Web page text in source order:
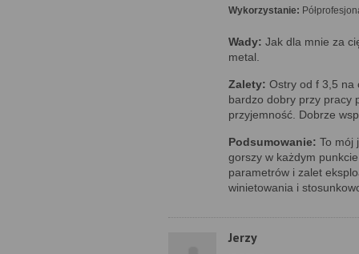
Wykorzystanie:
Wady: Jak dla mnie za
metal.
Zalety: Ostry od f 3,5 na
bardzo dobry przy pracy
przyjemność. Dobrze
Podsumowanie: To mój
gorszy w każdym
parametrów i zalet
winietowania i
Jerzy